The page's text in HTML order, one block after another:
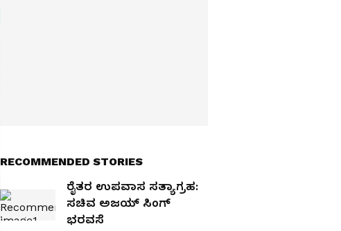
RECOMMENDED STORIES
ರೈತರ ಉಪವಾಸ ಸತ್ಯಾಗ್ರಹ:
ಸಚಿವ ಅಜಯ್ ಸಿಂಗ್
ಭರವಸೆ